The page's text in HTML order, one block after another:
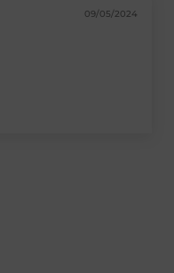
09/05/2024